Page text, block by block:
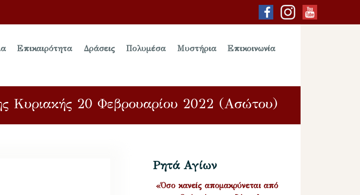
Επικαιρότητα Δράσεις Πολυμέσα Μυστήρια Επικοινωνία
Κυριακής 20 Φεβρουαρίου 2022 (Ασώτου)
Ρητά Αγίων
«Όσο κανείς απομακρύνεται από